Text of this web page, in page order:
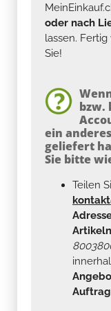
oder nach
lassen.
Sie!
bzw.
ein
geliefert
Sie bitte
Teilen